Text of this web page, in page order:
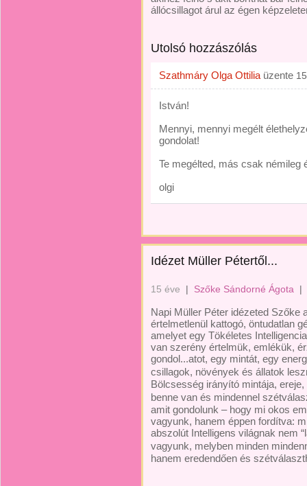
állócsillagot árul az égen
Utolsó hozzászólás
Szathmáry Olga Ottilia üzente
István!
Mennyi, mennyi megélt
gondolat!
Te megélted, más csak némileg
olgi
Idézet Müller Pétertől...
15 éve | Szőke Sándorné Ágota |
Napi Müller Péter idézeted Szőke
értelmetlenül kattogó, öntudatlan
amelyet egy Tökéletes
van szerény értelmük, emlékük,
gondol...atot, egy mintát, egy
csillagok, növények és állatok
Bölcsesség irányító mintája,
benne van és mindennel
amit gondolunk – hogy mi okos
vagyunk, hanem éppen fordítva:
abszolút Intelligens világnak nem
vagyunk, melyben minden
hanem eredendően és